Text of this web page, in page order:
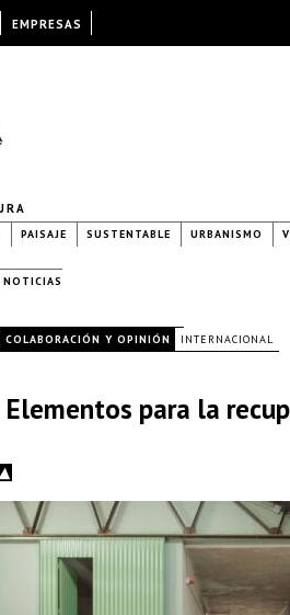
PAISAJE SUSTENTABLE URBANISMO
NOTICIAS
COLABORACIÓN Y OPINIÓN INTERNACIONAL
para la
EMPRESAS